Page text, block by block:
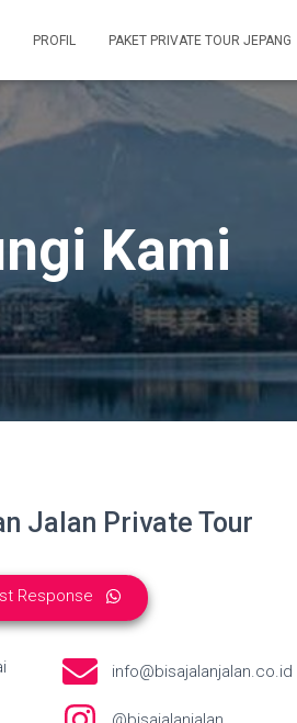
PROFIL PAKET PRIVATE TOUR JEPANG
Kami
Jalan Private Tour
Response
info@bisajalanjalan.co.id